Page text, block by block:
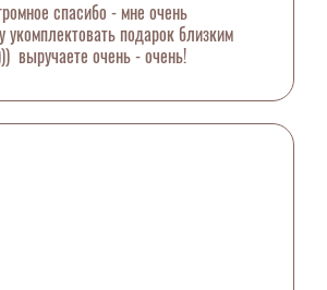
спасибо - мне очень
укомплектовать подарок близким
выручаете очень - очень!